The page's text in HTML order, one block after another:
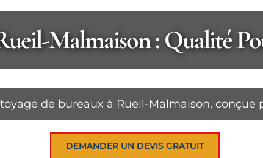
Malmaison : Qualité
de bureaux à Rueil-Malmaison, conçue
DEMANDER UN DEVIS GRATUIT